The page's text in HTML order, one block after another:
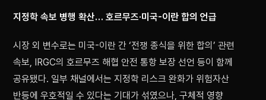
지정학 속보 병행 확산… 호르무즈·미국-이란 합의 언급
시장 외 변수로는 미국-이란 간 ‘전쟁 종식을 위한 합의’ 관련
속보, IRGC의 호르무즈 해협 안전 통항 보장 선언 등이 함께
공유됐다. 일부 채널에서는 지정학 리스크 완화가 위험자산
반등에 우호적일 수 있다는 기대가 섞였으나, 구체적 영향